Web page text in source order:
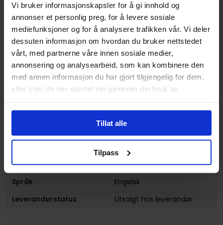
Vi bruker informasjonskapsler for å gi innhold og
annonser et personlig preg, for å levere sosiale
mediefunksjoner og for å analysere trafikken vår. Vi deler
dessuten informasjon om hvordan du bruker nettstedet
vårt, med partnerne våre innen sosiale medier,
annonsering og analysearbeid, som kan kombinere den
med annen informasjon du har gjort tilgjengelig for dem,
eller som de har samlet inn gjennom din bruk av
Tillat alle
Tilpass
Illustratør
Mark A. Nelson,Denis
Beauvais,Sam Kieth,Paul
Guinan,Tony Akins
Antall Sider
Utgiver
Dark Horse Comics
(dd.mm.yyyy)
24.07.2007
Volum
1
Avansert Format
Paperback
Språk
Engelsk
Leverandørstatus
Utsolgt hos leverandør